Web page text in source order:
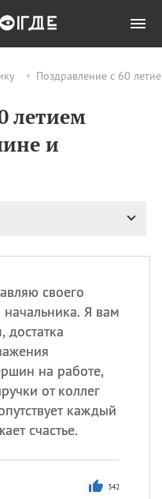
Поздравление с 60
летием
и
своего
Я вам
на работе,
от коллег
каждый
счастье.
342
Все
Преображение
Господне у западных
христиан
День ассирийских
Национальный день
маяка
Годовщина битвы при
Бояка
Все
празднуют именины
, Афанасий,